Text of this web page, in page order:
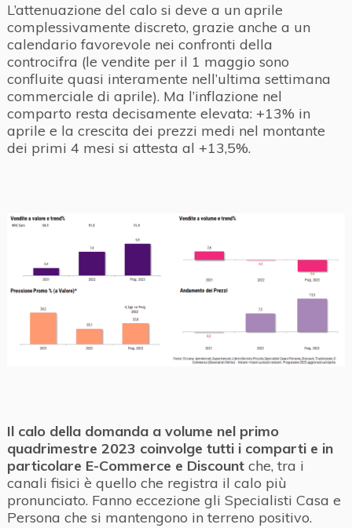
L’attenuazione del calo si deve a un aprile
complessivamente discreto, grazie anche a un
calendario favorevole nei confronti della
controcifra (le vendite per il 1 maggio sono
confluite quasi interamente nell’ultima settimana
commerciale di aprile). Ma l’inflazione nel
comparto resta decisamente elevata: +13% in
aprile e la crescita dei prezzi medi nel montante
dei primi 4 mesi si attesta al +13,5%.
Il calo della domanda a volume nel primo
quadrimestre 2023 coinvolge tutti i comparti e in
particolare E-Commerce e Discount che, tra i
canali fisici è quello che registra il calo più
pronunciato. Fanno eccezione gli Specialisti Casa e
Persona che si mantengono in terreno positivo.